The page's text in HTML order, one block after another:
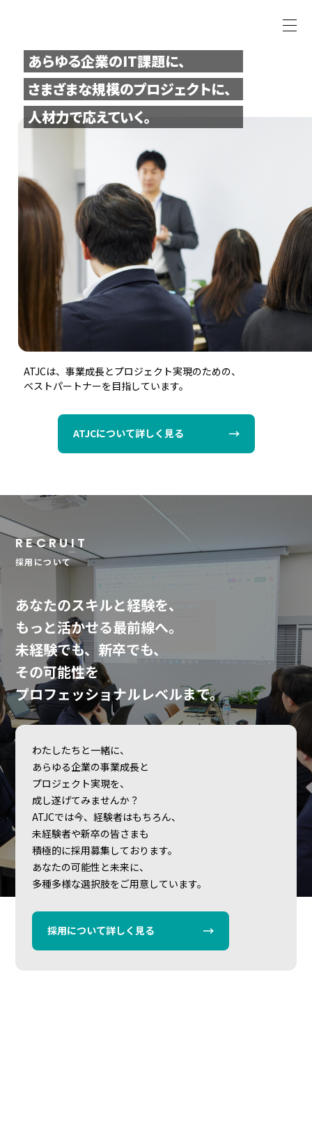
あらゆる企業のIT課題に、
さまざまな規模のプロジェクトに、
人材力で応えていく。
ATJCは、事業成長とプロジェクト実現のための、
ベストパートナーを目指しています。
ATJCについて詳しく見る
RECRUIT
採用について
あなたのスキルと経験を、
もっと活かせる最前線へ。
未経験でも、新卒でも、
その可能性を
プロフェッショナルレベルまで。
わたしたちと一緒に、
あらゆる企業の事業成長と
プロジェクト実現を、
成し遂げてみませんか？
ATJCでは今、経験者はもちろん、
未経験者や新卒の皆さまも
積極的に採用募集しております。
あなたの可能性と未来に、
多種多様な選択肢をご用意しています。
採用について詳しく見る